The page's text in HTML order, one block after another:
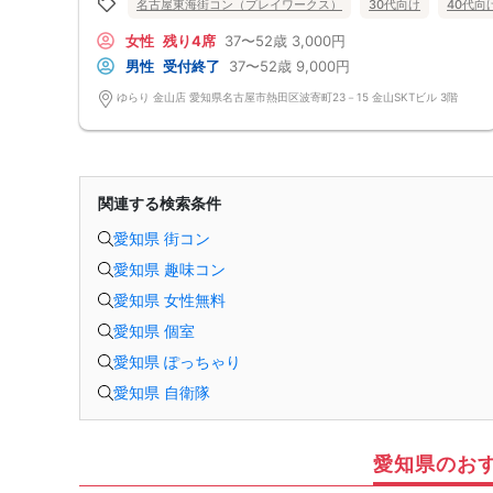
名古屋東海街コン（プレイワークス） 30代向け 40代向
女性 残り4席 37〜52歳 3,000円
男性 受付終了 37〜52歳 9,000円
ゆらり 金山店 愛知県名古屋市熱田区波寄町23－15 金山SKTビル 3階
関連する検索条件
愛知県 街コン
愛知県 趣味コン
愛知県 女性無料
愛知県 個室
愛知県 ぽっちゃり
愛知県 自衛隊
愛知県のお